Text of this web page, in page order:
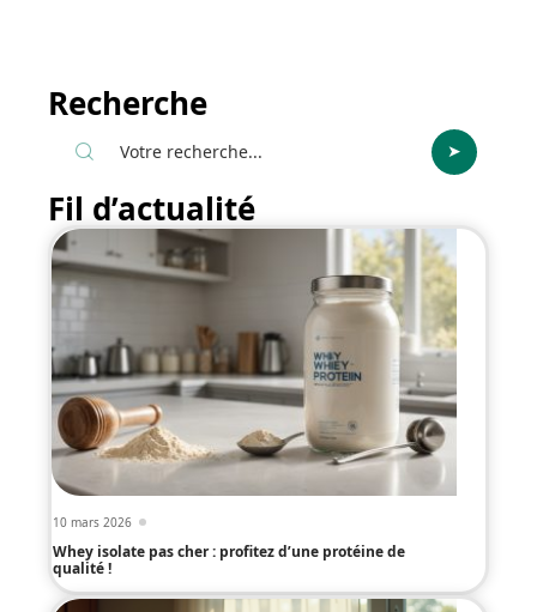
Recherche
Fil d’actualité
10 mars 2026
Whey isolate pas cher : profitez d’une protéine de
qualité !